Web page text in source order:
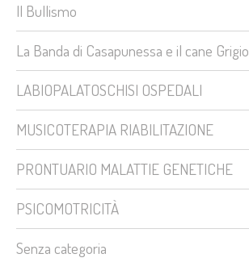
Il Bullismo
La Banda di Casapunessa e il cane Grigio
LABIOPALATOSCHISI OSPEDALI
MUSICOTERAPIA RIABILITAZIONE
PRONTUARIO MALATTIE GENETICHE
PSICOMOTRICITÀ
Senza categoria